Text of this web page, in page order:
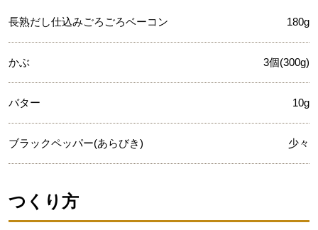
長熟だし仕込みごろごろベーコン 180g
かぶ 3個(300g)
バター 10g
ブラックペッパー(あらびき) 少々
つくり方